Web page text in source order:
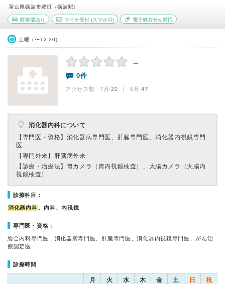
富山県砺波市豊町（砺波駅）
駐車場あり マイナ受付(スマホ可) 電子処方せん対応
土曜（〜12:30）
－
0件
アクセス数 7月:22 | 6月:47
消化器内科について
【専門医・資格】 消化器病専門医、肝臓専門医、消化器内視鏡専門
医
【専門外来】 肝臓病外来
【診療・治療法】 胃カメラ（胃内視鏡検査）、大腸カメラ（大腸内
視鏡検査）
診療科目：
消化器内科 、内科、内視鏡
専門医・資格：
総合内科専門医、消化器病専門医、肝臓専門医、消化器内視鏡専門医、がん治
療認定医
診療時間
月 火 水 木 金 土 日 祝